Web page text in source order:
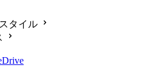
タイル